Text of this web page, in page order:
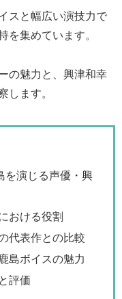
スと幅広い演技力で
を集めています。
の魅力と、興津和幸
します。
を演じる声優・興
おける役割
代表作との比較
島ボイスの魅力
評価